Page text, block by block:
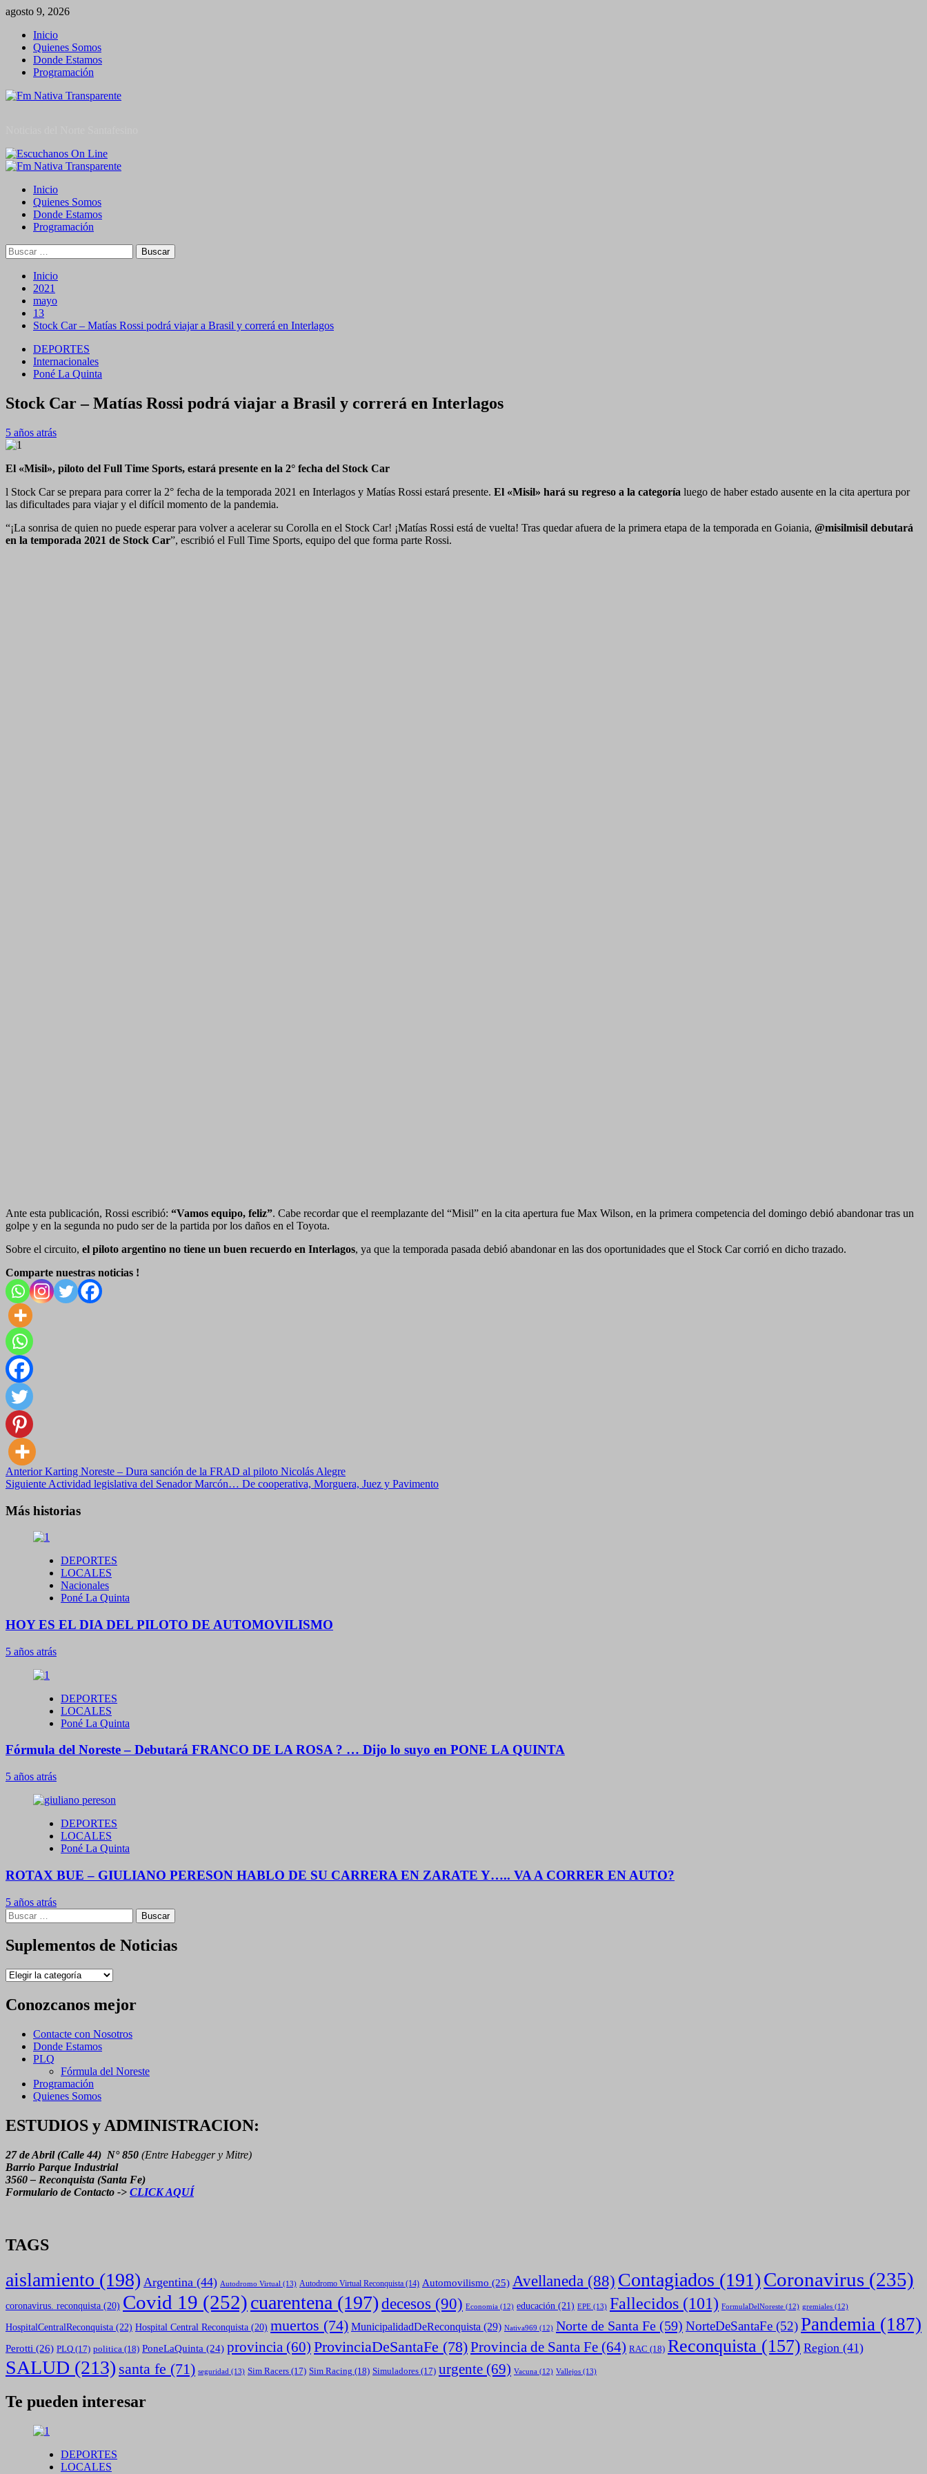
Saltar
contenido
agosto 9, 2026
Inicio
Quienes Somos
Donde Estamos
Programación
Menú
Inicio
Quienes Somos
Donde Estamos
Programación
Buscar:
Inicio
2021
mayo
13
Stock Car – Matías Rossi podrá viajar a Brasil y correrá en Interlagos
DEPORTES
Internacionales
Poné La Quinta
Stock Car – Matías Rossi podrá viajar a Brasil y correrá en Interlagos
5 años atrás
El «Misil», piloto del Full Time Sports, estará presente en la 2° fecha del Stock Car
l Stock Car se prepara para correr la 2° fecha de la temporada 2021 en Interlagos y Matías Rossi estará presente. El «Misil» hará su regreso a la categoría luego de haber estado ausente en la cita apertura por
las dificultades para viajar y el difícil momento de la pandemia.
“¡La sonrisa de quien no puede esperar para volver a acelerar su Corolla en el Stock Car! ¡Matías Rossi está de vuelta! Tras quedar afuera de la primera etapa de la temporada en Goiania, @misilmisil debutará
en la temporada 2021 de Stock Car”, escribió el Full Time Sports, equipo del que forma parte Rossi.
Ante esta publicación, Rossi escribió: “Vamos equipo, feliz”. Cabe recordar que el reemplazante del “Misil” en la cita apertura fue Max Wilson, en la primera competencia del domingo debió abandonar tras un
golpe y en la segunda no pudo ser de la partida por los daños en el Toyota.
Sobre el circuito, el piloto argentino no tiene un buen recuerdo en Interlagos, ya que la temporada pasada debió abandonar en las dos oportunidades que el Stock Car corrió en dicho trazado.
Comparte nuestras noticias !
Navegación
de
entradas
AnteriorKarting Noreste – Dura sanción de la FRAD al piloto Nicolás Alegre
Siguiente Actividad legislativa del Senador Marcón… De cooperativa, Morguera, Juez y Pavimento
Más historias
DEPORTES
LOCALES
Nacionales
Poné La Quinta
HOY ES EL DIA DEL PILOTO DE AUTOMOVILISMO
5 años atrás
DEPORTES
LOCALES
Poné La Quinta
Fórmula del Noreste – Debutará FRANCO DE LA ROSA ? … Dijo lo suyo en PONE LA QUINTA
5 años atrás
DEPORTES
LOCALES
Poné La Quinta
ROTAX BUE – GIULIANO PERESON HABLO DE SU CARRERA EN ZARATE Y….. VA A CORRER EN AUTO?
5 años atrás
Buscar:
Suplementos de Noticias
Suplementos
Noticias
Conozcanos mejor
Contacte con Nosotros
Donde Estamos
PLQ
Fórmula del Noreste
Programación
Quienes Somos
ESTUDIOS y ADMINISTRACION:
27 de Abril (Calle 44) N° 850 (Entre Habegger y Mitre)
Barrio Parque Industrial
3560 – Reconquista (Santa Fe)
Formulario de Contacto -> CLICK AQUÍ
TAGS
aislamiento (198) Argentina (44) Autodromo Virtual (13) Autodromo Virtual Reconquista (14) Automovilismo (25) Avellaneda (88) Contagiados (191)Coronavirus (235)
coronavirus. reconquista (20) Covid 19 (252)cuarentena (197) decesos (90) Economia (12) educación (21) EPE (13) Fallecidos (101) FormulaDelNoreste (12) gremiales (12)
HospitalCentralReconquista (22) Hospital Central Reconquista (20) muertos (74) MunicipalidadDeReconquista (29) Nativa969 (12) Norte de Santa Fe (59) NorteDeSantaFe (52)Pandemia (187)
Perotti (26) PLQ (17) politica (18) PoneLaQuinta (24) provincia (60) ProvinciaDeSantaFe (78)Provincia de Santa Fe (64) RAC (18) Reconquista (157) Region (41)
SALUD (213) santa fe (71) seguridad (13) Sim Racers (17) Sim Racing (18) Simuladores (17) urgente (69) Vacuna (12) Vallejos (13)
Te pueden interesar
DEPORTES
LOCALES